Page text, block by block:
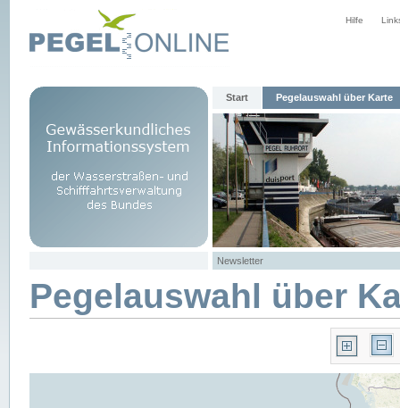
Hilfe
Start Pegelauswahl über Karte
Newsletter
Pegelauswahl über